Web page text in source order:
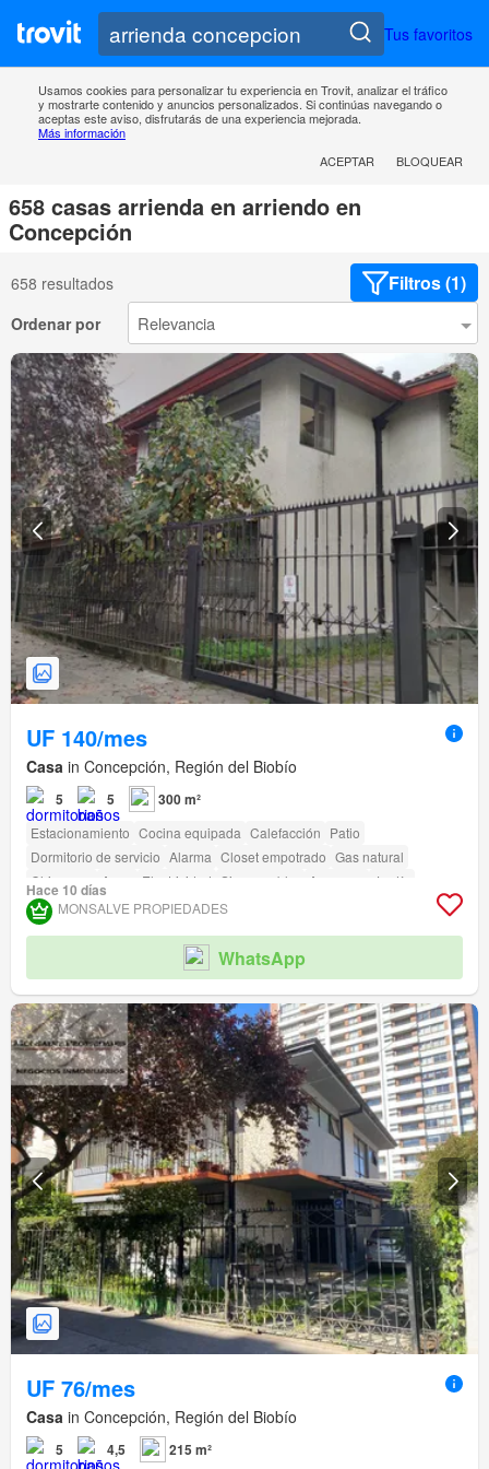
Tus favoritos
Usamos cookies para personalizar tu experiencia en Trovit, analizar el tráfico
y mostrarte contenido y anuncios personalizados. Si continúas navegando o
aceptas este aviso, disfrutarás de una experiencia mejorada.
Más información
ACEPTAR
BLOQUEAR
658 casas arrienda en arriendo en
Concepción
658 resultados Filtros (1)
Ordenar por
UF 140/mes
Casa in Concepción, Región del Biobío
5 5 300 m²
Estacionamiento Cocina equipada Calefacción Patio
Dormitorio de servicio Alarma Closet empotrado Gas natural
Chimenea
Agua Electricidad Sin amueblar Ascensor
Jardín
Conserje Acceso para personas con discapacidad
Hace 10 días
MONSALVE PROPIEDADES
WhatsApp
UF 76/mes
Casa in Concepción, Región del Biobío
5 4,5 215 m²